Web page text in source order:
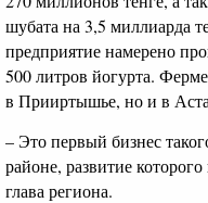
шубата на 3,5 миллиарда
предприятие намерено
500 литров йогурта.
в Прииртышье, но и в
– Это первый бизнес
районе, развитие
глава региона.